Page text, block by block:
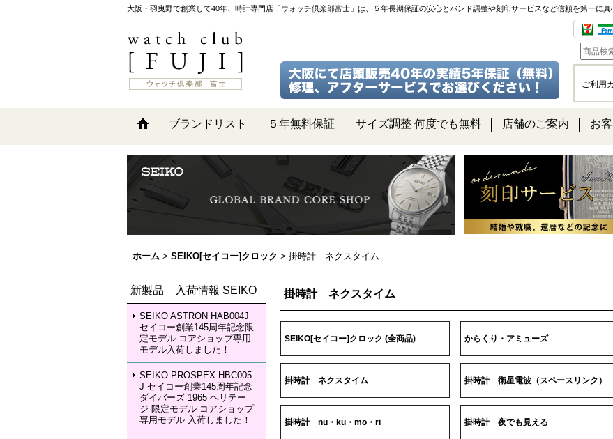
大阪・羽曳野で創業して40年、時計専門店「ウォッチ倶楽部富士」は、５年長期保証の安心とバンド調整や刻印サービスなど信頼を第一に真
ご利用
ブランドリスト ５年無料保証 サイズ調整 何度でも無料 店舗のご案内 お
ホーム > SEIKO[セイコー]クロック > 掛時計 ネクスタイム
新製品 入荷情報 SEIKO
SEIKO ASTRON HAB004J
セイコー創業145周年記念限
定モデル コアショップ専用
モデル入荷しました！
SEIKO PROSPEX HBC005
J セイコー創業145周年記念
ダイバーズ 1965 ヘリテー
ジ 限定モデル コアショップ
専用モデル 入荷しました！
掛時計 ネクスタイム
SEIKO[セイコー]クロック (全商品) からくり・アミューズ
掛時計 ネクスタイム 掛時計 衛星電波（スペースリンク）
掛時計 nu・ku・mo・ri 掛時計 夜でも見える